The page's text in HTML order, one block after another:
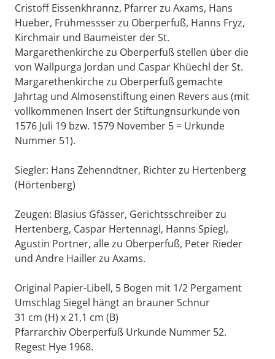
Cristoff Eissenkhrannz, Pfarrer zu Axams, Hans
Hueber, Frühmessser zu Oberperfuß, Hanns Fryz,
Kirchmair und Baumeister der St.
Margarethenkirche zu Oberperfuß stellen über die
von Wallpurga Jordan und Caspar Khüechl der St.
Margarethenkirche zu Oberperfuß gemachte
Jahrtag und Almosenstiftung einen Revers aus (mit
vollkommenen Insert der Stiftungnsurkunde von
1576 Juli 19 bzw. 1579 November 5 = Urkunde
Nummer 51).
Siegler: Hans Zehenndtner, Richter zu Hertenberg
(Hörtenberg)
Zeugen: Blasius Gfässer, Gerichtsschreiber zu
Hertenberg, Caspar Hertennagl, Hanns Spiegl,
Agustin Portner, alle zu Oberperfuß, Peter Rieder
und Andre Hailler zu Axams.
Original Papier-Libell, 5 Bogen mit 1/2 Pergament
Umschlag Siegel hängt an brauner Schnur
31 cm (H) x 21,1 cm (B)
Pfarrarchiv Oberperfuß Urkunde Nummer 52.
Regest Hye 1968.